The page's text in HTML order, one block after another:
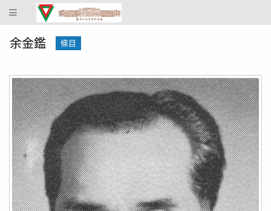
蔴
坡
學
校
史
館
余金鑑 條目